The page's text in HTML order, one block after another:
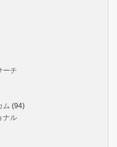
ーチ
ム (94)
ナル